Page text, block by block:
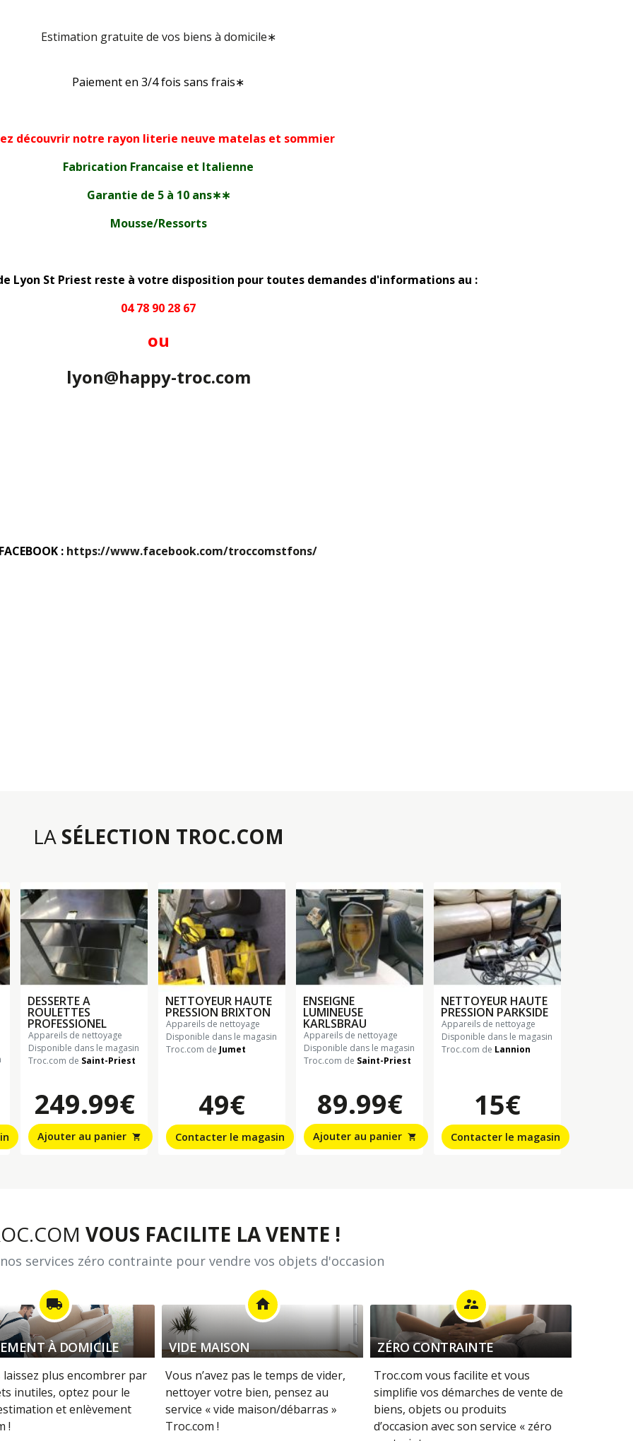
Estimation gratuite de vos biens à domicile∗
Paiement en 3/4 fois sans frais∗
découvrir notre rayon literie neuve matelas et sommier
Fabrication Francaise et Italienne
Garantie de 5 à 10 ans∗∗
Mousse/Ressorts
Lyon St Priest reste à votre disposition pour toutes demandes d'informations au :
04 78 90 28 67
ou
lyon@happy-troc.com
: https://www.facebook.com/troccomstfons/
LA SÉLECTION TROC.COM
DESSERTE A
ROULETTES
PROFESSIONEL
appareils de nettoyage
Disponible dans le magasin
Troc.com de Saint-Priest
249.99€
Ajouter au panier shopping_cart
NETTOYEUR HAUTE
PRESSION BRIXTON
appareils de nettoyage
Disponible dans le magasin
Troc.com de Jumet
49€
Contacter le magasin
ENSEIGNE
LUMINEUSE
KARLSBRAU
appareils de nettoyage
Disponible dans le magasin
Troc.com de Saint-Priest
89.99€
Ajouter au panier shopping_cart
NETTOYEUR HAUTE
PRESSION PARKSIDE
appareils de nettoyage
Disponible dans le magasin
Troc.com de Lannion
15€
Contacter le magasin
VOUS FACILITE LA VENTE !
services zéro contrainte pour vendre vos objets d'occasion
local_shipping
À DOMICILE
laissez plus encombrer par
inutiles, optez pour le
et enlèvement
!
home
VIDE MAISON
Vous n’avez pas le temps de vider,
nettoyer votre bien, pensez au
service « vide maison/débarras »
Troc.com !
supervisor_account
ZÉRO CONTRAINTE
Troc.com vous facilite et vous
simplifie vos démarches de vente de
biens, objets ou produits
d’occasion avec son service « zéro